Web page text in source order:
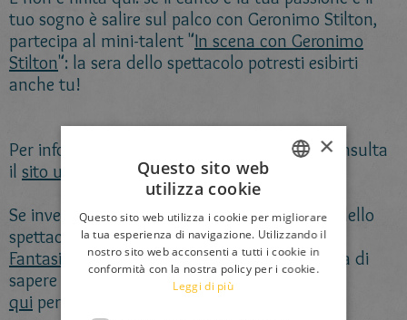
tuo sogno è salire sul palco con Geronimo Stilton,
partecipa al mini-talent "In scena con Geronimo
Stilton": la sera dello spettacolo potresti esibirti
anche tu!
Per informazioni sull'acquisto dei biglietti, consulta
il sito ufficiale
del Teatro Colosseo!
Se invece vuoi scoprire le altre date del tour dello
spettacolo "Geronimo Stilton nel Regno della
Fantasia
" o non stai nella pelliccia dalla voglia di
sapere come partecipare al mini-talent, clicca
qui per consultare il sito ufficiale del Musical!
ITALIAN
ENGLISH
FRENCH
×
Questo sito web
utilizza cookie
Questo sito web utilizza i cookie per migliorare
la tua esperienza di navigazione. Utilizzando il
nostro sito web acconsenti a tutti i cookie in
conformità con la nostra policy per i cookie.
Leggi di più